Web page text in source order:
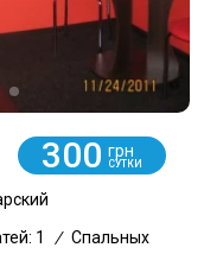
300 грн
СУТКИ
1 / Спальных